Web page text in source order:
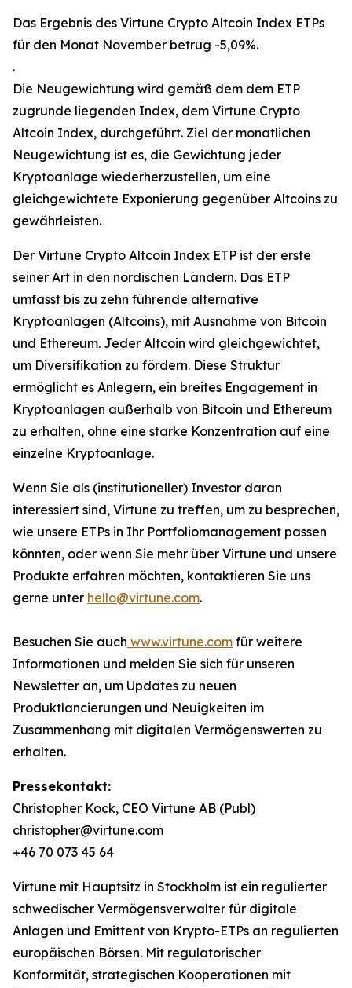
Das Ergebnis des Virtune Crypto Altcoin Index ETPs
für den Monat November betrug -5,09%.
.
Die Neugewichtung wird gemäß dem dem ETP
zugrunde liegenden Index, dem Virtune Crypto
Altcoin Index, durchgeführt. Ziel der monatlichen
Neugewichtung ist es, die Gewichtung jeder
Kryptoanlage wiederherzustellen, um eine
gleichgewichtete Exponierung gegenüber Altcoins zu
gewährleisten.
Der Virtune Crypto Altcoin Index ETP ist der erste
seiner Art in den nordischen Ländern. Das ETP
umfasst bis zu zehn führende alternative
Kryptoanlagen (Altcoins), mit Ausnahme von Bitcoin
und Ethereum. Jeder Altcoin wird gleichgewichtet,
um Diversifikation zu fördern. Diese Struktur
ermöglicht es Anlegern, ein breites Engagement in
Kryptoanlagen außerhalb von Bitcoin und Ethereum
zu erhalten, ohne eine starke Konzentration auf eine
einzelne Kryptoanlage.
Wenn Sie als (institutioneller) Investor daran
interessiert sind, Virtune zu treffen, um zu besprechen,
wie unsere ETPs in Ihr Portfoliomanagement passen
könnten, oder wenn Sie mehr über Virtune und unsere
Produkte erfahren möchten, kontaktieren Sie uns
gerne unter hello@virtune.com.
Besuchen Sie auch www.virtune.com für weitere
Informationen und melden Sie sich für unseren
Newsletter an, um Updates zu neuen
Produktlancierungen und Neuigkeiten im
Zusammenhang mit digitalen Vermögenswerten zu
erhalten.
Pressekontakt:
Christopher Kock, CEO Virtune AB (Publ)
christopher@virtune.com
+46 70 073 45 64
Virtune mit Hauptsitz in Stockholm ist ein regulierter
schwedischer Vermögensverwalter für digitale
Anlagen und Emittent von Krypto-ETPs an regulierten
europäischen Börsen. Mit regulatorischer
Konformität, strategischen Kooperationen mit